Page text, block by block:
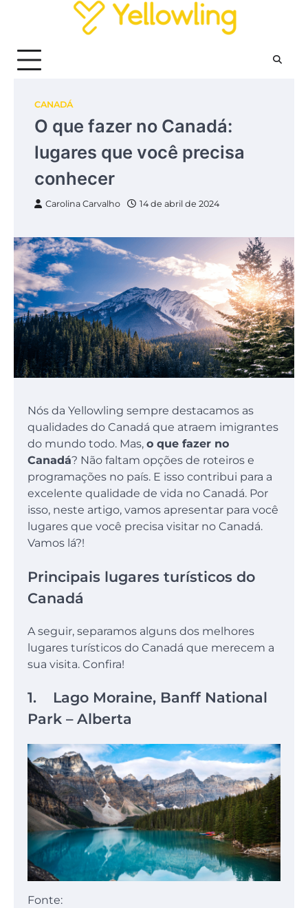
CANADÁ
O que fazer no Canadá:
lugares que você precisa
conhecer
Carolina Carvalho 14 de abril de 2024
Nós da Yellowling sempre destacamos as
qualidades do Canadá que atraem imigrantes
do mundo todo. Mas, o que fazer no
Canadá? Não faltam opções de roteiros e
programações no país. E isso contribui para a
excelente qualidade de vida no Canadá. Por
isso, neste artigo, vamos apresentar para você
lugares que você precisa visitar no Canadá.
Vamos lá?!
Principais lugares turísticos do
Canadá
A seguir, separamos alguns dos melhores
lugares turísticos do Canadá que merecem a
sua visita. Confira!
1. Lago Moraine, Banff National
Park – Alberta
Fonte: